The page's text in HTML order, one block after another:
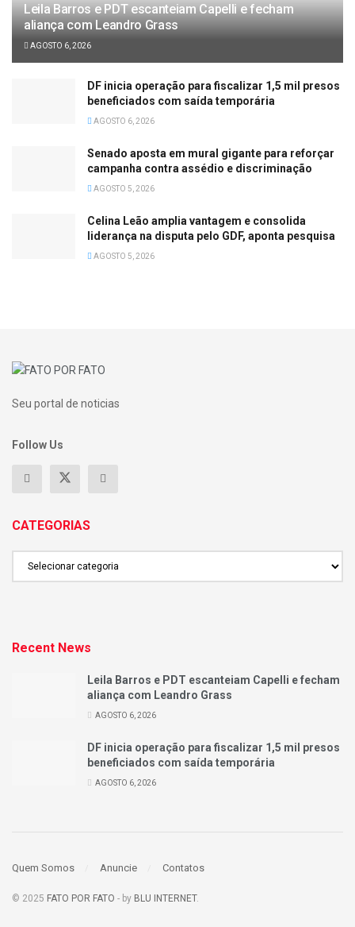
Leila Barros e PDT escanteiam Capelli e fecham
aliança com Leandro Grass
AGOSTO 6, 2026
DF inicia operação para fiscalizar 1,5 mil presos
beneficiados com saída temporária
AGOSTO 6, 2026
Senado aposta em mural gigante para reforçar
campanha contra assédio e discriminação
AGOSTO 5, 2026
Celina Leão amplia vantagem e consolida
liderança na disputa pelo GDF, aponta pesquisa
AGOSTO 5, 2026
Seu portal de noticias
Follow Us
CATEGORIAS
Recent News
Leila Barros e PDT escanteiam Capelli e fecham
aliança com Leandro Grass
AGOSTO 6, 2026
DF inicia operação para fiscalizar 1,5 mil presos
beneficiados com saída temporária
AGOSTO 6, 2026
Quem Somos Anuncie Contatos
© 2025 FATO POR FATO - by BLU INTERNET.